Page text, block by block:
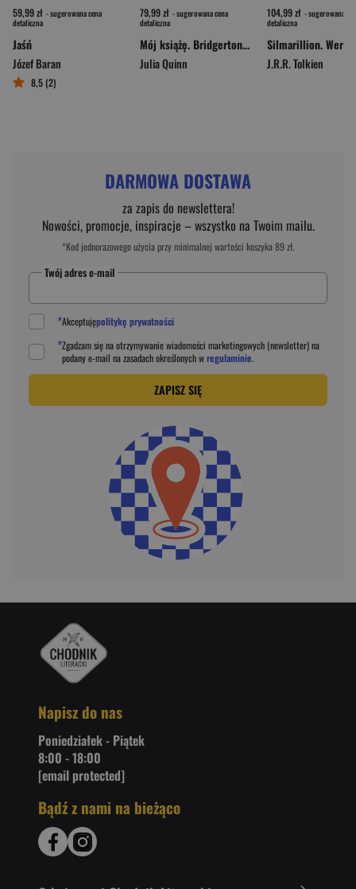
59,99 zł - sugerowana cena
detaliczna
Jaśń
Józef Baran
8,5 (2)
79,99 zł - sugerowana cena
detaliczna
Mój książę. Bridgertonowie. Tom 1 wyd. 2026
Julia Quinn
104,99 zł - sugerowana
detaliczna
J.R.R. Tolkien
DARMOWA DOSTAWA
za zapis do newslettera!
Nowości, promocje, inspiracje – wszystko na Twoim mailu.
*Kod jednorazowego użycia przy minimalnej wartości koszyka 89 zł.
Twój adres e-mail
*Akceptujępolitykę prywatności
*Zgadzam się na otrzymywanie wiadomości marketingowych (newsletter) na
podanye-mail na zasadach określonych wregulaminie.
ZAPISZ SIĘ
Napisz do nas
Poniedziałek - Piątek
8:00 - 18:00
[email protected]
Bądź z nami na bieżąco